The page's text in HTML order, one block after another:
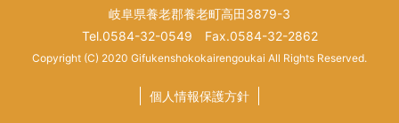
岐阜県養老郡養老町高田3879-3
Tel.0584-32-0549 Fax.0584-32-2862
Copyright (C) 2020 Gifukenshokokairengoukai All Rights Reserved.
個人情報保護方針